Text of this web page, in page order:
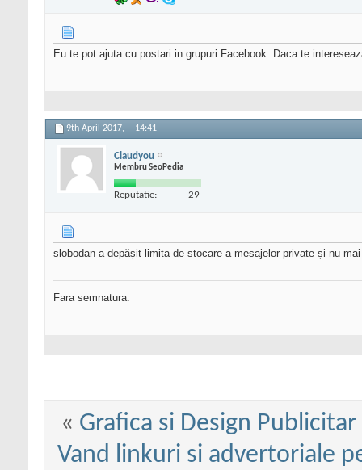
Eu te pot ajuta cu postari in grupuri Facebook. Daca te
9th April 2017, 14:41
Claudyou
Membru SeoPedia
Reputatie: 29
slobodan a depășit limita de stocare a mesajelor private și nu
Fara semnatura.
« Grafica si Design
Vand linkuri si advertoriale